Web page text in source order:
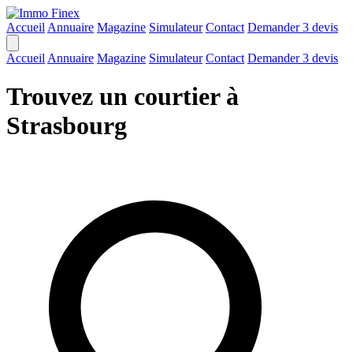
Accueil Annuaire Magazine Simulateur Contact Demander 3 devis
Accueil Annuaire Magazine Simulateur Contact Demander 3 devis
Trouvez un courtier à
Strasbourg